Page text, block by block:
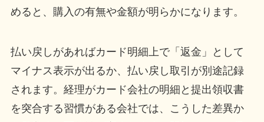
めると、購入の有無や金額が明らかになります。
払い戻しがあればカード明細上で「返金」として
マイナス表示が出るか、払い戻し取引が別途記録
されます。経理がカード会社の明細と提出領収書
を突合する習慣がある会社では、こうした差異か